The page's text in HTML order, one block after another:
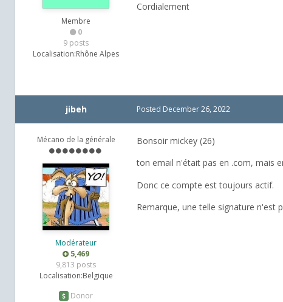
Membre
0
9 posts
Localisation:Rhône Alpes
Cordialement
jibeh
Mécano de la générale
Modérateur
5,469
9,813 posts
Localisation:Belgique
Donor
Posted December 26, 2022
Bonsoir mickey (26)
ton email n'était pas en .com, mais
Donc ce compte est toujours actif.
Remarque, une telle signature n'est